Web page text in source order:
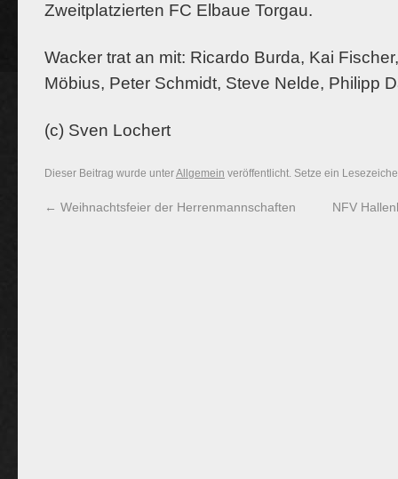
Zweitplatzierten FC Elbaue Torgau.
Wacker trat an mit: Ricardo Burda, Kai
Möbius, Peter Schmidt, Steve Nelde, Philipp
(c) Sven Lochert
Dieser Beitrag wurde unterAllgemein veröffentlicht. Setze ein
← Weihnachtsfeier der Herrenmannschaften NFV